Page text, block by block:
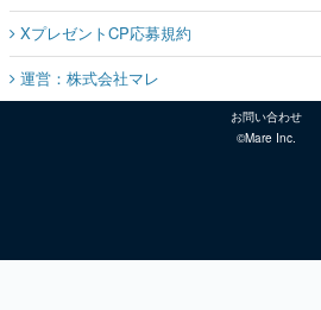
XプレゼントCP応募規約
運営：株式会社マレ
お問い合わせ
©Mare Inc.